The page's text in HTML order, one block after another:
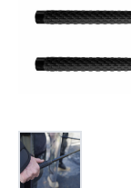
循環管理
(Circulation)
(Hypothermia)
総合カタログ掲